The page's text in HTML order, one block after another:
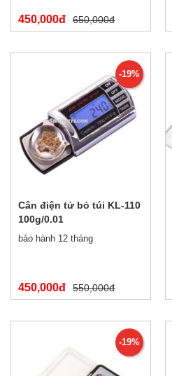
450,000đ 650,000đ
-19%
Cân điện tử bỏ túi KL-110
100g/0.01
bảo hành 12 tháng
450,000đ 550,000đ
-19%